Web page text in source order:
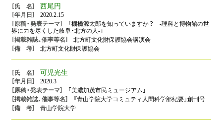
西尾円
2020.2.15
「棚橋源太郎を知っていますか？ -理科と博物館の世
界に力を尽くした岐阜・北方の人-」
北方町文化財保護協会講演会
北方町文化財保護協会
可児光生
2020.3
「美濃加茂市民ミュージアム」
『青山学院大学コミュティ人間科学部紀要』創刊号
青山学院大学